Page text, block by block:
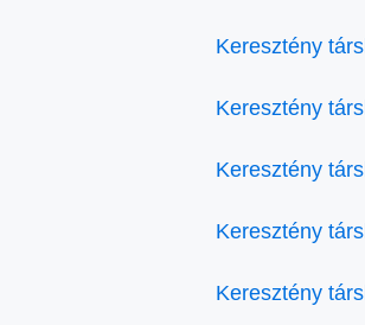
Keresztény
Keresztény
Keresztény
Keresztény
Keresztény